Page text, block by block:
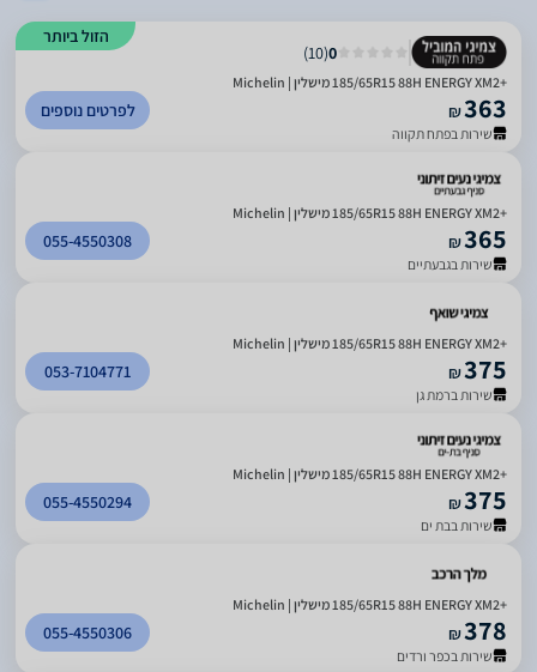
הזול ביותר
0
(
10
)
185/65R15 88H ENERGY XM2+‎‎ מישלין | Michelin
₪363
שירות בפתח תקווה
לפרטים נוספים
185/65R15 88H ENERGY XM2+‎ מישלין | Michelin
₪365
שירות בגבעתיים
055-4550308
185/65R15 88H ENERGY XM2+‎ מישלין | Michelin
₪375
שירות ברמת גן
053-7104771
185/65R15 88H ENERGY XM2+‎ מישלין | Michelin
₪375
שירות בבת ים
055-4550294
185/65R15 88H ENERGY XM2+‎ מישלין | Michelin
₪378
שירות בכפר ורדים
055-4550306